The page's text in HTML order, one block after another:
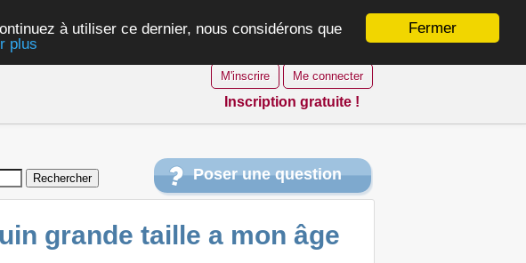
Fermer
à utiliser ce dernier, nous considérons que
plus
M'inscrire Me connecter
Inscription gratuite !
Poser une question
grande taille a mon âge